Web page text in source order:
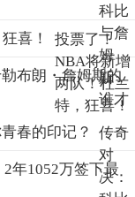
。
骑士（两段）、热
发展，2010年加盟
承诺，2018年空降
的典范。
“自己主宰”的现实
科比
与詹
姆
斯，
谁才
是你
青春
的印
记？
投票了！
NBA将新增
两队！杜兰
特，狂喜！
传奇
对
决：